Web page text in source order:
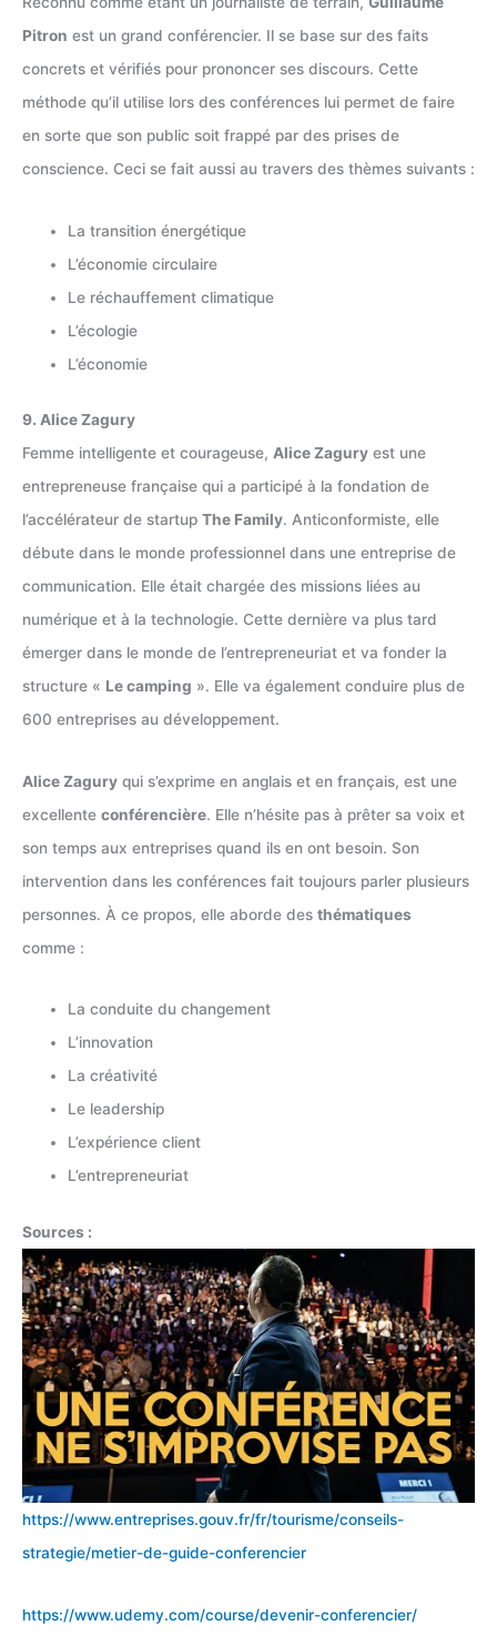
Pitron est un grand conférencier. Il se base sur des faits
concrets et vérifiés pour prononcer ses discours. Cette
méthode qu’il utilise lors des conférences lui permet de faire
en sorte que son public soit frappé par des prises de
conscience. Ceci se fait aussi au travers des thèmes suivants :
La transition énergétique
L’économie circulaire
Le réchauffement climatique
L’écologie
L’économie
9. Alice Zagury
Femme intelligente et courageuse, Alice Zagury est une
entrepreneuse française qui a participé à la fondation de
l’accélérateur de startup The Family. Anticonformiste, elle
débute dans le monde professionnel dans une entreprise de
communication. Elle était chargée des missions liées au
numérique et à la technologie. Cette dernière va plus tard
émerger dans le monde de l’entrepreneuriat et va fonder la
structure « Le camping ». Elle va également conduire plus de
600 entreprises au développement.
Alice Zagury qui s’exprime en anglais et en français, est une
excellente conférencière. Elle n’hésite pas à prêter sa voix et
son temps aux entreprises quand ils en ont besoin. Son
intervention dans les conférences fait toujours parler plusieurs
personnes. À ce propos, elle aborde des thématiques
comme :
La conduite du changement
L’innovation
La créativité
Le leadership
L’expérience client
L’entrepreneuriat
Sources :
https://www.entreprises.gouv.fr/fr/tourisme/conseils-
strategie/metier-de-guide-conferencier
https://www.udemy.com/course/devenir-conferencier/